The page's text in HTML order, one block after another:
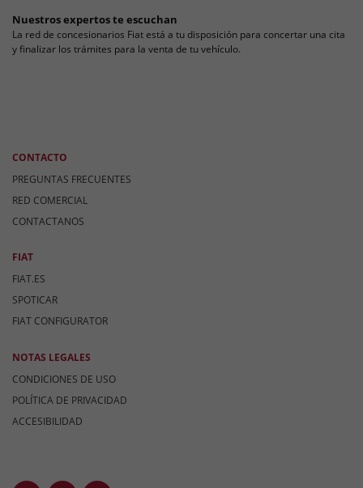
Nuestros expertos te escuchan
La red de concesionarios Fiat está a tu disposición para concertar una cita
y finalizar los trámites para la venta de tu vehículo.
CONTACTO
PREGUNTAS FRECUENTES
RED COMERCIAL
CONTACTANOS
FIAT
FIAT.ES
SPOTICAR
FIAT CONFIGURATOR
NOTAS LEGALES
CONDICIONES DE USO
POLÍTICA DE PRIVACIDAD
ACCESIBILIDAD